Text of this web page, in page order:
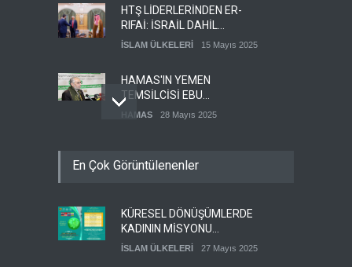
HTŞ LİDERLERİNDEN ER-
RIFAİ: İSRAİL DAHİL
HERKESLE BARIŞ
İSLAM ÜLKELERİ 15 Mayıs 2025
HAMAS'IN YEMEN
TEMSİLCİSİ EBU
ŞEMALE'DEN ÖNEMLİ
HAMAS 28 Mayıs 2025
YEDEK ASKERLERİ GÖREVE
GÜMÜŞHANE DÜNYA KUDÜS
GÜNÜ BASIN AÇIKLAMASI
(VİDEO-FOTO)
KUDÜS GÜNÜ 11 Nisan 2024
En Çok Görüntülenenler
KÜRESEL DÖNÜŞÜMLERDE
KADININ MİSYONU
KONFERANSI
İSLAM ÜLKELERİ 27 Mayıs 2025